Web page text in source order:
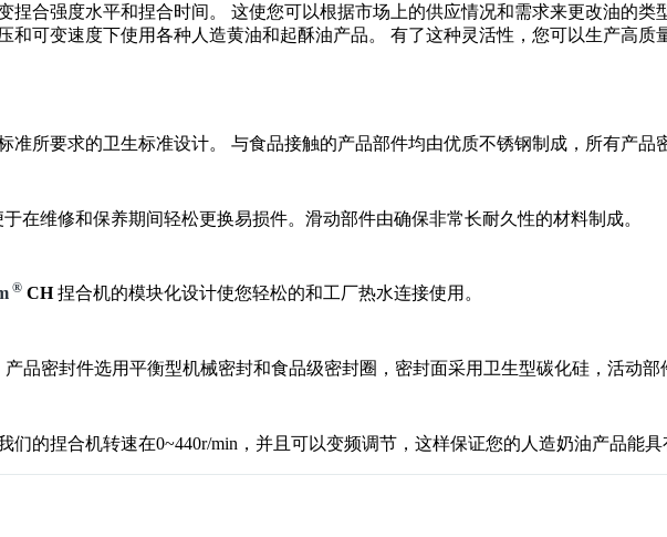
捏合强度水平和捏合时间。 这使您可以根据市场上的供应情况和需求来更改油的
和可变速度下使用各种人造黄油和起酥油产品。 有了这种灵活性，您可以生产高质
准所要求的卫生标准设计。 与食品接触的产品部件均由优质不锈钢制成，所有产品
在维修和保养期间轻松更换易损件。滑动部件由确保非常长耐久性的材料制成。
® CH捏合机的模块化设计使您轻松的和工厂热水连接使用。
品密封件选用平衡型机械密封和食品级密封圈，密封面采用卫生型碳化硅，活动部
的捏合机转速在0~440r/min，并且可以变频调节，这样保证您的人造奶油产品能具